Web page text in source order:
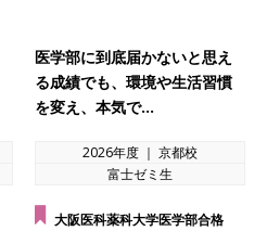
医学部に到底届かないと思え
る成績でも、環境や生活習慣
を変え、本気で…
2026年度 ｜ 京都校
富士ゼミ生
大阪医科薬科大学医学部合格